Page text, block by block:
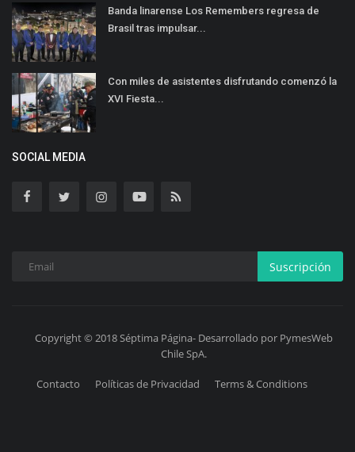
Banda linarense Los Remembers regresa de
Brasil tras impulsar...
Con miles de asistentes disfrutando comenzó la
XVI Fiesta...
SOCIAL MEDIA
Suscripción
Copyright © 2018 Séptima Página- Desarrollado por PymesWeb
Chile SpA.
Contacto Políticas de Privacidad Terms & Conditions